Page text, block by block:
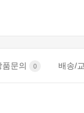
품문의 0 배송/